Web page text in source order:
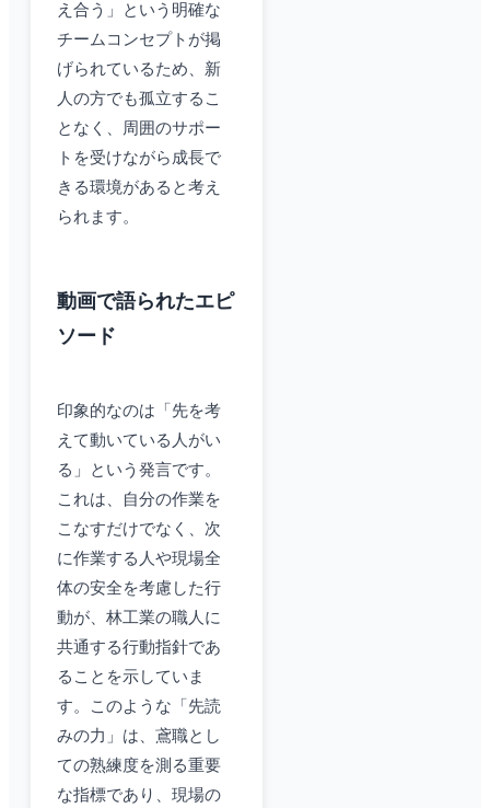
え合う」という明確な
チームコンセプトが掲
げられているため、新
人の方でも孤立するこ
となく、周囲のサポー
トを受けながら成長で
きる環境があると考え
られます。
動画で語られたエピ
ソード
印象的なのは「先を考
えて動いている人がい
る」という発言です。
これは、自分の作業を
こなすだけでなく、次
に作業する人や現場全
体の安全を考慮した行
動が、林工業の職人に
共通する行動指針であ
ることを示していま
す。このような「先読
みの力」は、鳶職とし
ての熟練度を測る重要
な指標であり、現場の